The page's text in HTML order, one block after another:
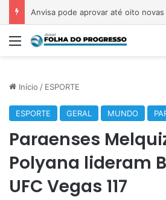
Menu
Início / ESPORTE
ESPORTE GERAL MUNDO
Paraenses
Polyana lideram
UFC Vegas 117